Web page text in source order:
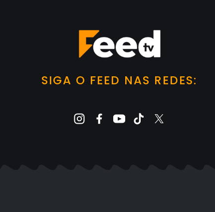
SIGA O FEED NAS REDES: